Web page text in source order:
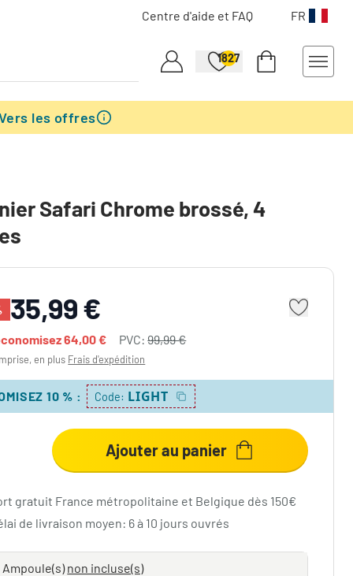
Centre d'aide et FAQ FR
1827
les offres
Safari Chrome brossé, 4
35,99 €
64,00 € PVC:99,99 €
en plus Frais d'expédition
10 % : Code: LIGHT
Ajouter au panier
gratuit France métropolitaine et Belgique dès 150€
de livraison moyen: 6 à 10 jours ouvrés
Ampoule(s)non incluse(s)